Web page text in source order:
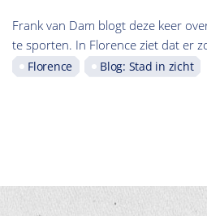
Frank van Dam blogt deze keer
te sporten. In Florence ziet dat er
Florence Blog: Stad in zicht